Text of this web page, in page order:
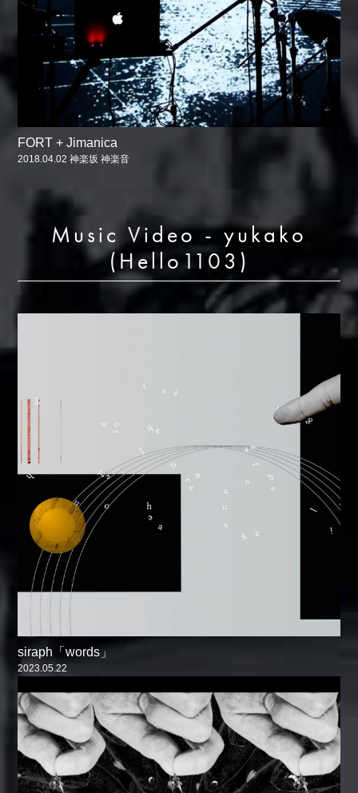
FORT + Jimanica
2018.04.02 神楽坂 神楽音
Music Video - yukako
(Hello1103)
siraph「words」
2023.05.22